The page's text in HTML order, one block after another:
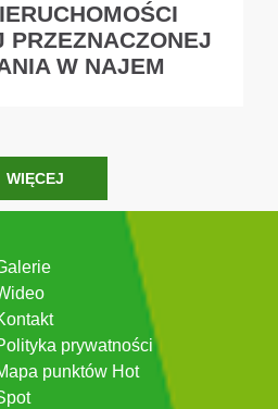
PRZEZNACZONEJ
W NAJEM
WIĘCEJ
prywatności
punktów Hot